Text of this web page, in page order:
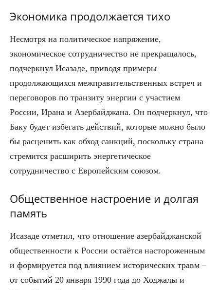
Экономика продолжается тихо
Несмотря на политическое напряжение,
экономическое сотрудничество не прекращалось,
подчеркнул Исазаде, приводя примеры
продолжающихся межправительственных встреч и
переговоров по транзиту энергии с участием
России, Ирана и Азербайджана. Он подчеркнул, что
Баку будет избегать действий, которые можно было
бы расценить как обход санкций, поскольку страна
стремится расширить энергетическое
сотрудничество с Европейским союзом.
Общественное настроение и долгая
память
Исазаде отметил, что отношение азербайджанской
общественности к России остаётся настороженным
и формируется под влиянием исторических травм –
от событий 20 января 1990 года до Ходжалы и